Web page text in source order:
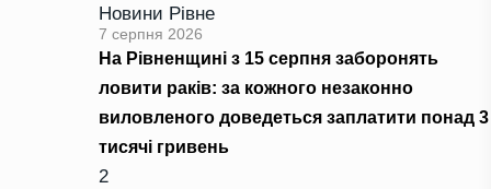
Новини Рівне
7 серпня 2026
На Рівненщині з 15 серпня заборонять
ловити раків: за кожного незаконно
виловленого доведеться заплатити понад 3
тисячі гривень
2